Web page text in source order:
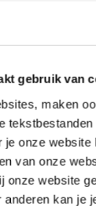
gebruik van
maken
je onze
van onze
onze website
anderen kan je